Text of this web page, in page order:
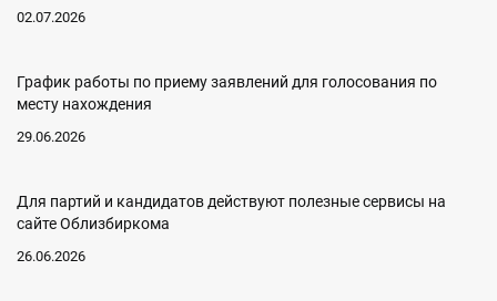
02.07.2026
График работы по приему заявлений для голосования по
месту нахождения
29.06.2026
Для партий и кандидатов действуют полезные сервисы на
сайте Облизбиркома
26.06.2026